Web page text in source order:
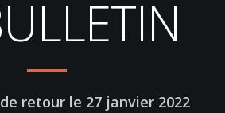
retour le 27 janvier 2022